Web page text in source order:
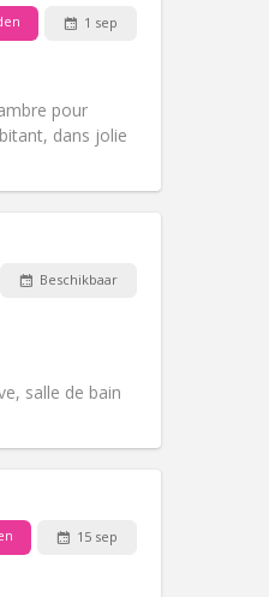
1 sep
pour
dans jolie
Beschikbaar
salle de bain
15 sep